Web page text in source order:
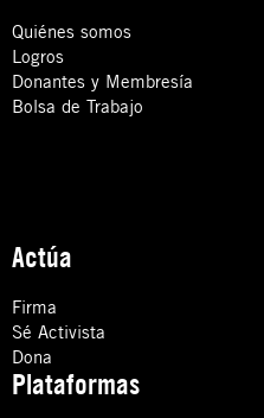
Quiénes somos
Logros
Donantes y Membresía
Bolsa de Trabajo
Actúa
Firma
Sé Activista
Dona
Plataformas